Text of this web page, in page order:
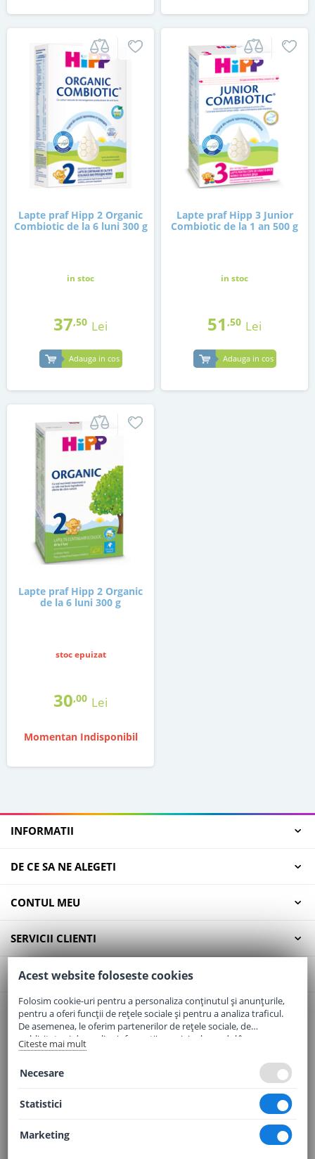
Lapte praf Hipp 2 Organic
Combiotic de la 6 luni 300 g
in stoc
37,50 Lei
Adauga in cos
Lapte praf Hipp 3 Junior
Combiotic de la 1 an 500 g
in stoc
51 ,50 Lei
Adauga in cos
Lapte praf Hipp 2 Organic
de la 6 luni 300 g
stoc epuizat
30,00 Lei
Momentan Indisponibil
INFORMATII
DE CE SA NE ALEGETI
CONTUL MEU
SERVICII CLIENTI
CONTACT
Email:office@elaptepraf.ro
Telefon:0745-964-449
Adresa:Sos. Borsului, Nr. 20, Oradea, Jud. Bihor
Acest website foloseste cookies
Folosim cookie-uri pentru a personaliza conținutul și anunțurile,
pentru a oferi funcții de rețele sociale și pentru a analiza traficul.
De asemenea, le oferim partenerilor de rețele sociale, de
publicitate și de analize informații cu privire la modul în care
folosiți site-ul nostru. Aceștia le pot combina cu alte informații
Citeste mai mult
Necesare
Statistici
Marketing